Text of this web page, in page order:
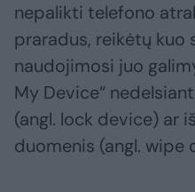
nepalikti telefono
praradus, reikėtų kuo
naudojimosi juo
My Device“
(angl. lock device) ar
duomenis (angl. wipe